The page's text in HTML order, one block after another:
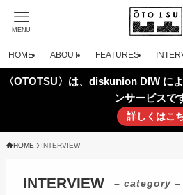
MENU
HOME ABOUT FEATURES
〈OTOTSU〉は、diskunion DIW に
ンサービスで
詳しくはこ
HOME INTERVIEW
INTERVIEW – category –